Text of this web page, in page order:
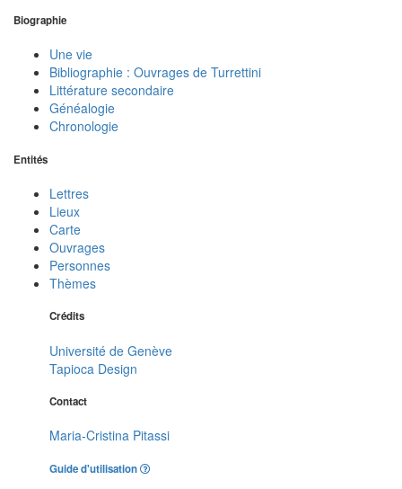
Biographie
Une vie
Bibliographie : Ouvrages de Turrettini
Littérature secondaire
Généalogie
Chronologie
Entités
Lettres
Lieux
Carte
Ouvrages
Personnes
Thèmes
Crédits
Université de Genève
Tapioca Design
Contact
Maria-Cristina Pitassi
Guide d'utilisation